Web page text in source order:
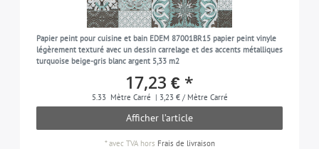
Papier peint pour cuisine et bain EDEM 87001BR15 papier peint vinyle
légèrement texturé avec un dessin carrelage et des accents métalliques
turquoise beige-gris blanc argent 5,33 m2
17,23 € *
5.33 Mètre Carré | 3,23 € / Mètre Carré
Afficher l’article
*avec TVAhors Frais de livraison